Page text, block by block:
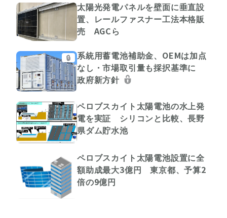
太陽光発電パネルを壁面に垂直設
置、レールファスナー工法本格販
売 AGCら
🔒
系統用蓄電池補助金、OEMは加点
なし・市場取引量も採択基準に
政府新方針
ペロブスカイト太陽電池の水上発
電を実証 シリコンと比較、長野
県ダム貯水池
ペロブスカイト太陽電池設置に全
額助成最大3億円 東京都、予算2
倍の9億円